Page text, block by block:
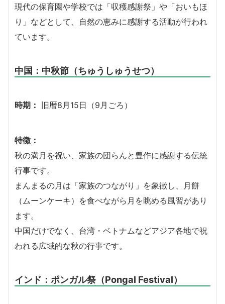
現代の保育園や学校では「収穫感謝祭」や「おいもほ
り」などとして、自然の恵みに感謝する活動が行われ
ています。
中国：中秋節（ちゅうしゅうせつ）
時期： 旧暦8月15日（9月ごろ）
特徴：
秋の満月を祝い、家族の団らんと豊作に感謝する伝統
行事です。
まんまるの月は「家族のつながり」を象徴し、月餅
（ムーンケーキ）を食べながら月を眺める風習があり
ます。
中国だけでなく、台湾・ベトナムなどアジア各地で祝
われる広域的な秋の行事です。
インド：ポンガル祭（Pongal Festival）